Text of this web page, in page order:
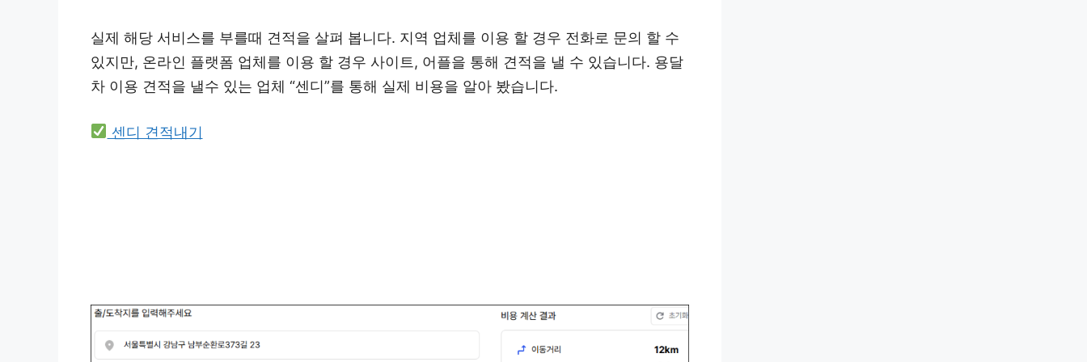
실제 해당 서비스를 부를때 견적을 살펴 봅니다. 지역 업체를 이용 할 경우 전화로 문의 할 수
있지만, 온라인 플랫폼 업체를 이용 할 경우 사이트, 어플을 통해 견적을 낼 수 있습니다. 용달
차 이용 견적을 낼수 있는 업체 “센디”를 통해 실제 비용을 알아 봤습니다.
센디 견적내기